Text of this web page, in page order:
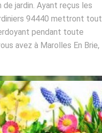
jardin. Ayant reçus les
94440 mettront tout
pendant toute
avez à Marolles En Brie,